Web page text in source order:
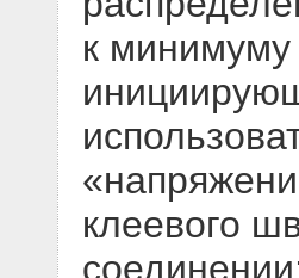
к минимуму
клеевого